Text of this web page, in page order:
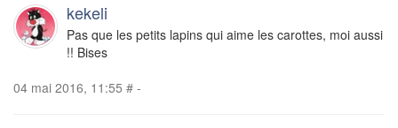
kekeli
Pas que les petits lapins qui aime les carottes, moi aussi
!! Bises
04 mai 2016, 11:55 # -